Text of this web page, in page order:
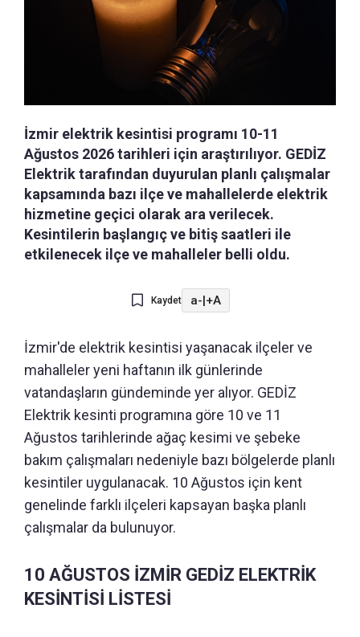
İzmir elektrik kesintisi programı 10-11
Ağustos 2026 tarihleri için araştırılıyor. GEDİZ
Elektrik tarafından duyurulan planlı çalışmalar
kapsamında bazı ilçe ve mahallelerde elektrik
hizmetine geçici olarak ara verilecek.
Kesintilerin başlangıç ve bitiş saatleri ile
etkilenecek ilçe ve mahalleler belli oldu.
Kaydet a-|+A
İzmir'de elektrik kesintisi yaşanacak ilçeler ve
mahalleler yeni haftanın ilk günlerinde
vatandaşların gündeminde yer alıyor. GEDİZ
Elektrik kesinti programına göre 10 ve 11
Ağustos tarihlerinde ağaç kesimi ve şebeke
bakım çalışmaları nedeniyle bazı bölgelerde planlı
kesintiler uygulanacak. 10 Ağustos için kent
genelinde farklı ilçeleri kapsayan başka planlı
çalışmalar da bulunuyor.
10 AĞUSTOS İZMİR GEDİZ ELEKTRİK
KESİNTİSİ LİSTESİ